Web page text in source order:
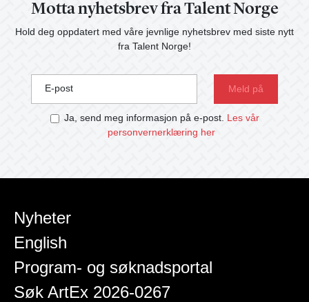
Motta nyhetsbrev fra Talent Norge
Hold deg oppdatert med våre jevnlige nyhetsbrev med siste nytt
fra Talent Norge!
E-post
Ja, send meg informasjon på e-post. Les vår
personvernerklæring her
Nyheter
English
Program- og søknadsportal
Søk ArtEx 2026-0267